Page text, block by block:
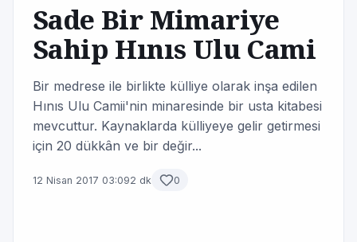
Sade Bir Mimariye
Sahip Hınıs Ulu Cami
Bir medrese ile birlikte külliye olarak inşa edilen
Hınıs Ulu Camii'nin minaresinde bir usta kitabesi
mev­cuttur. Kaynaklarda külliyeye gelir getirmesi
için 20 dükkân ve bir değir...
12 Nisan 2017 03:092 dk 0